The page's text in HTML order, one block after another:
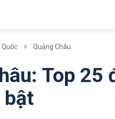
Quảng Châu
Top 25
bật